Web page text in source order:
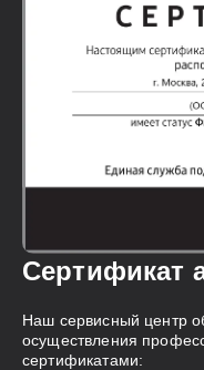
Сертификат
Наш сервисный центр
осуществления
сертификатами: